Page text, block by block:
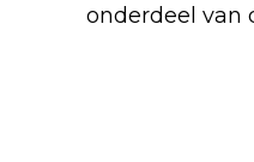
onderdeel van